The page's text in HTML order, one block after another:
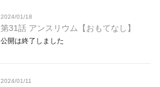
2024/01/18
第31話 アンスリウム【おもてなし】
公開は終了しました
2024/01/11